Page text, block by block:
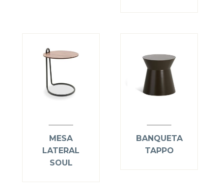
MESA
LATERAL
SOUL
BANQUETA
TAPPO